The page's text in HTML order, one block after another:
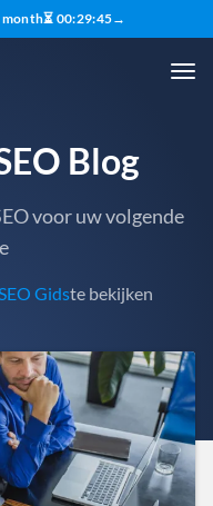
month⏳ 00:29:43→
Blog
voor uw volgende
Gidste bekijken